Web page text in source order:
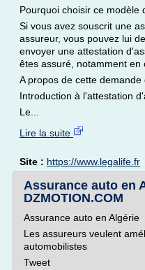
Pourquoi choisir ce modèle
Si vous avez souscrit une
assureur, vous pouvez lui
envoyer une attestation
êtes assuré, notamment en
A propos de cette demande
Introduction à l'attestation
Le...
Lire la suite
Site : https://www.legalife.fr
Assurance auto en
DZMOTION.COM
Assurance auto en Algérie
Les assureurs veulent
automobilistes
Tweet